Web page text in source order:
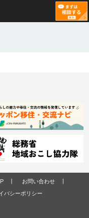
お問い合わせ
バシーポリシー